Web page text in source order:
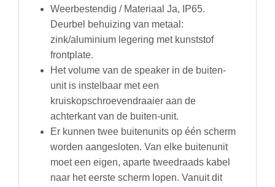
Weerbestendig / Materiaal Ja, IP65.
Deurbel behuizing van metaal:
zink/aluminium legering met kunststof
frontplate.
Het volume van de speaker in de buiten-
unit is instelbaar met een
kruiskopschroevendraaier aan de
achterkant van de buiten-unit.
Er kunnen twee buitenunits op één scherm
worden aangesloten. Van elke buitenunit
moet een eigen, aparte tweedraads kabel
naar het eerste scherm lopen. Vanuit dit